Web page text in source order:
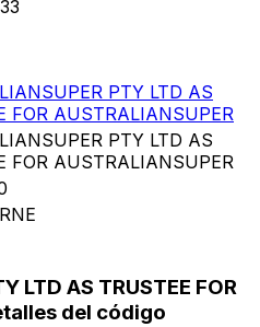
PTY LTD AS
FOR AUSTRALIANSUPER
PTY LTD AS
FOR AUSTRALIANSUPER
LTD AS TRUSTEE FOR
del código